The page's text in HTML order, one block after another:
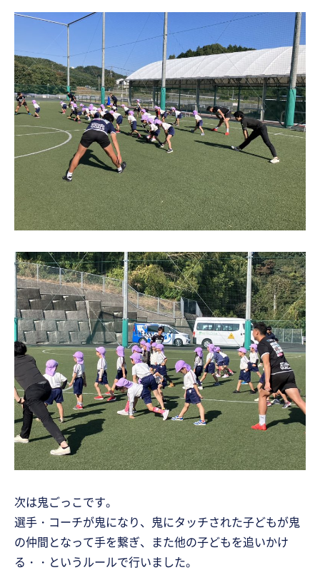
次は鬼ごっこです。
選手・コーチが鬼になり、鬼にタッチされた子どもが鬼
の仲間となって手を繋ぎ、また他の子どもを追いかけ
る・・というルールで行いました。